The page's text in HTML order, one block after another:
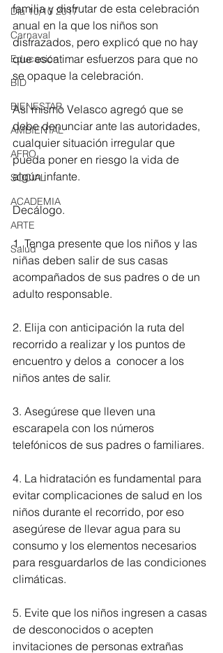
Día 10/10 2017
Carnaval
Educación
BID
BIENESTAR
AMBIENTAL
AFRO
SOCIAL
ACADEMIA
ARTE
Salud
familia y disfrutar de esta celebración
anual en la que los niños son
disfrazados, pero explicó que no hay
que escatimar esfuerzos para que no
se opaque la celebración.
Así mismo Velasco agregó que se
debe denunciar ante las autoridades,
cualquier situación irregular que
pueda poner en riesgo la vida de
algún infante.
Decálogo.
1. Tenga presente que los niños y las
niñas deben salir de sus casas
acompañados de sus padres o de un
adulto responsable.
2. Elija con anticipación la ruta del
recorrido a realizar y los puntos de
encuentro y delos a  conocer a los
niños antes de salir.
3. Asegúrese que lleven una
escarapela con los números
telefónicos de sus padres o familiares.
4. La hidratación es fundamental para
evitar complicaciones de salud en los
niños durante el recorrido, por eso
asegúrese de llevar agua para su
consumo y los elementos necesarios
para resguardarlos de las condiciones
climáticas.
5. Evite que los niños ingresen a casas
de desconocidos o acepten
invitaciones de personas extrañas